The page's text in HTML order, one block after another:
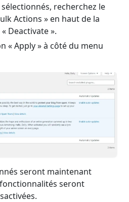
recherchez le
Actions » en haut de la
Deactivate ».
« Apply » à côté du menu
seront maintenant
seront